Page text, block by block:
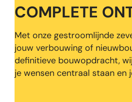
COMPLETE
Met onze gestroomlijnde
jouw verbouwing of
definitieve bouwopdracht,
je wensen centraal staan